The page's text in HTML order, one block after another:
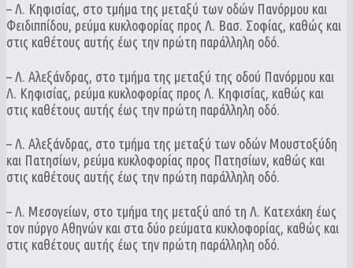
– Λ. Κηφισίας, στο τμήμα της μεταξύ των οδών Πανόρμου και
Φειδιππίδου, ρεύμα κυκλοφορίας προς Λ. Βασ. Σοφίας, καθώς και
στις καθέτους αυτής έως την πρώτη παράλληλη οδό.
– Λ. Αλεξάνδρας, στο τμήμα της μεταξύ της οδού Πανόρμου και
Λ. Κηφισίας, ρεύμα κυκλοφορίας προς Λ. Κηφισίας, καθώς και
στις καθέτους αυτής έως την πρώτη παράλληλη οδό.
– Λ. Αλεξάνδρας, στο τμήμα της μεταξύ των οδών Μουστοξύδη
και Πατησίων, ρεύμα κυκλοφορίας προς Πατησίων, καθώς και
στις καθέτους αυτής έως την πρώτη παράλληλη οδό.
– Λ. Μεσογείων, στο τμήμα της μεταξύ από τη Λ. Κατεχάκη έως
τον πύργο Αθηνών και στα δύο ρεύματα κυκλοφορίας, καθώς και
στις καθέτους αυτής έως την πρώτη παράλληλη οδό.